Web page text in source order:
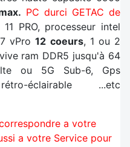
PC durci GETAC de
11 PRO, processeur intel
vPro12 coeurs, 1 ou 2
ram DDR5 jusqu'à 64
ou 5G Sub-6, Gps
éclairable ...etc
a votre
a votre Service pour